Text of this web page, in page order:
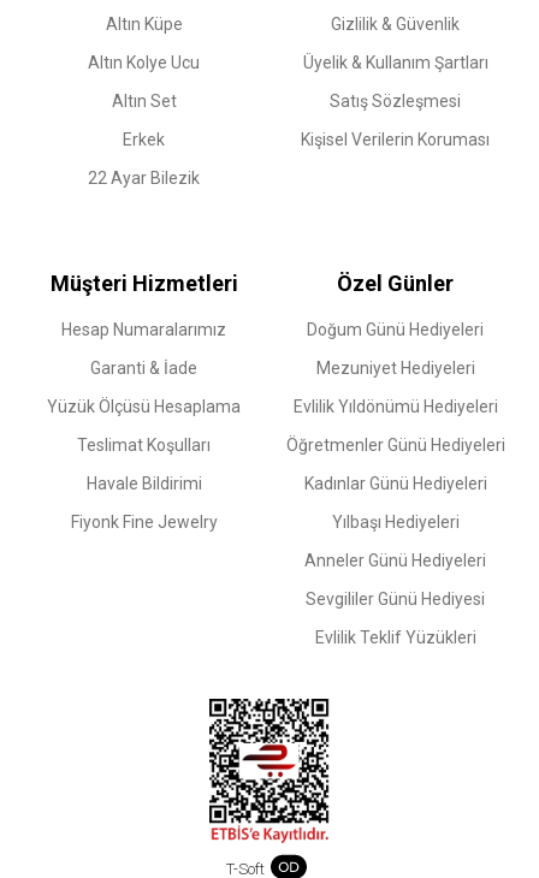
Altın Küpe
Altın Kolye Ucu
Altın Set
Erkek
22 Ayar Bilezik
Gizlilik & Güvenlik
Üyelik & Kullanım Şartları
Satış Sözleşmesi
Kişisel Verilerin Koruması
Müşteri Hizmetleri
Hesap Numaralarımız
Garanti & İade
Yüzük Ölçüsü Hesaplama
Teslimat Koşulları
Havale Bildirimi
Fiyonk Fine Jewelry
Özel Günler
Doğum Günü Hediyeleri
Mezuniyet Hediyeleri
Evlilik Yıldönümü Hediyeleri
Öğretmenler Günü Hediyeleri
Kadınlar Günü Hediyeleri
Yılbaşı Hediyeleri
Anneler Günü Hediyeleri
Sevgililer Günü Hediyesi
Evlilik Teklif Yüzükleri
T-Soft